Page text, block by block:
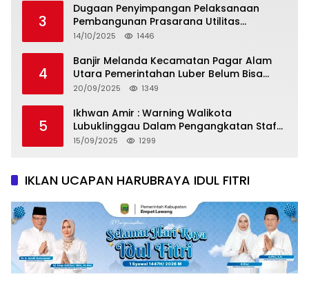
3
Dugaan Penyimpangan Pelaksanaan
Pembangunan Prasarana Utilitas
Permukiman Desa Pajar Bulan
14/10/2025 1446
4
Banjir Melanda Kecamatan Pagar Alam
Utara Pemerintahan Luber Belum Bisa
Mengatasi Banjir
20/09/2025 1349
5
Ikhwan Amir : Warning Walikota
Lubuklinggau Dalam Pengangkatan Staf
Khusus
15/09/2025 1299
IKLAN UCAPAN HARUBRAYA IDUL FITRI